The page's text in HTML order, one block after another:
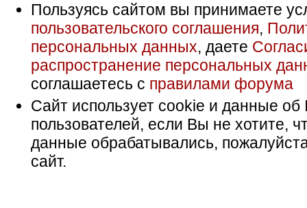
Пользуясь сайтом вы принимаете
пользовательского соглашения,
персональных данных, даете
распространение персональных
соглашаетесь с правилами форума
Сайт использует cookie и данные об
пользователей, если Вы не хотите,
данные обрабатывались,
сайт.